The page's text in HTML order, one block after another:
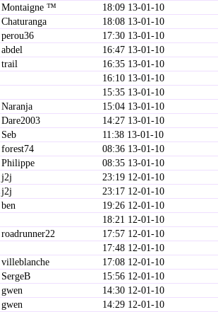
Montaigne ™ 18:09 13-01-10
Chaturanga 18:08 13-01-10
perou36 17:30 13-01-10
abdel 16:47 13-01-10
trail 16:35 13-01-10
16:10 13-01-10
15:35 13-01-10
Naranja 15:04 13-01-10
Dare2003 14:27 13-01-10
Seb 11:38 13-01-10
forest74 08:36 13-01-10
Philippe 08:35 13-01-10
j2j 23:19 12-01-10
j2j 23:17 12-01-10
ben 19:26 12-01-10
18:21 12-01-10
roadrunner22 17:57 12-01-10
17:48 12-01-10
villeblanche 17:08 12-01-10
SergeB 15:56 12-01-10
gwen 14:30 12-01-10
gwen 14:29 12-01-10